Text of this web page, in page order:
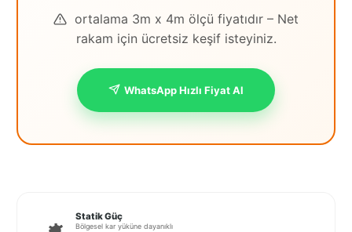
ortalama 3m x 4m ölçü fiyatıdır – Net
rakam için ücretsiz keşif isteyiniz.
WhatsApp Hızlı Fiyat Al
Statik Güç
Bölgesel kar yüküne dayanıklı
Houston
İstanbul
İstanbul
Anadolu
Avrupa
Kırklareli